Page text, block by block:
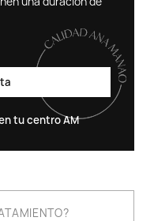
tu centro AM